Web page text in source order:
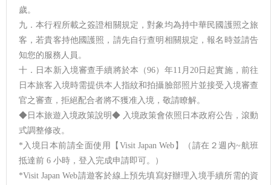
歲。
九．本行程所載之簽證相關規定，對象均為持中華民國護照之旅
客，若貴客持他國護照，請先自行查明相關規定，報名時並請告
知您的服務人員。
十．日本新入境審查手續將於本（96）年11月20日起實施，前往
日本旅客入境時需提供本人指紋和拍攝臉部照片並接受入境審查
官之審查，拒絕配合者將不獲准入境，敬請瞭解。
◆日本旅遊入境政策說明◆ 入境政策會依照日本政府公告，滾動
式調整修改。
*入境日本前請全面使用【Visit Japan Web】（請在２週內~航班
抵達前 6 小時，登入完成申請即可。）
*Visit Japan Web請遊客於線上預先填寫好辦理入境手續所需的資